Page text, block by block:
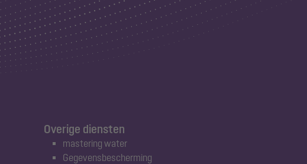
Overige diensten
mastering water
Gegevensbescherming